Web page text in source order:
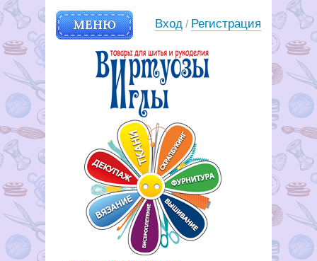
МЕНЮ Вход / Регистрация